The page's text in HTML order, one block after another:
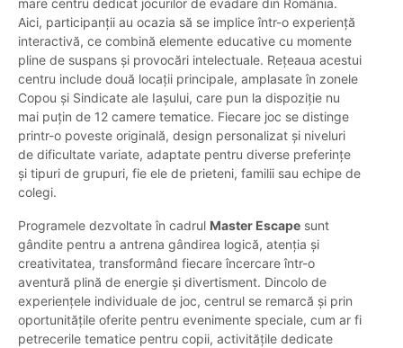
mare centru dedicat jocurilor de evadare din România.
Aici, participanții au ocazia să se implice într-o experiență
interactivă, ce combină elemente educative cu momente
pline de suspans și provocări intelectuale. Rețeaua acestui
centru include două locații principale, amplasate în zonele
Copou și Sindicate ale Iașului, care pun la dispoziție nu
mai puțin de 12 camere tematice. Fiecare joc se distinge
printr-o poveste originală, design personalizat și niveluri
de dificultate variate, adaptate pentru diverse preferințe
și tipuri de grupuri, fie ele de prieteni, familii sau echipe de
colegi.
Programele dezvoltate în cadrul Master Escape sunt
gândite pentru a antrena gândirea logică, atenția și
creativitatea, transformând fiecare încercare într-o
aventură plină de energie și divertisment. Dincolo de
experiențele individuale de joc, centrul se remarcă și prin
oportunitățile oferite pentru evenimente speciale, cum ar fi
petrecerile tematice pentru copii, activitățile dedicate